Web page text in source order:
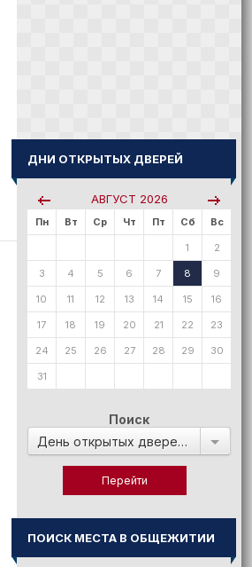
ДНИ ОТКРЫТЫХ ДВЕРЕЙ
АВГУСТ 2026
Пн Вт Ср Чт Пт Сб Вс
1 2
3 4 5 6 7 8 9
10 11 12 13 14 15 16
17 18 19 20 21 22 23
24 25 26 27 28 29 30
31
Поиск
День открытых дверей в:
ПОИСК МЕСТА В ОБЩЕЖИТИИ